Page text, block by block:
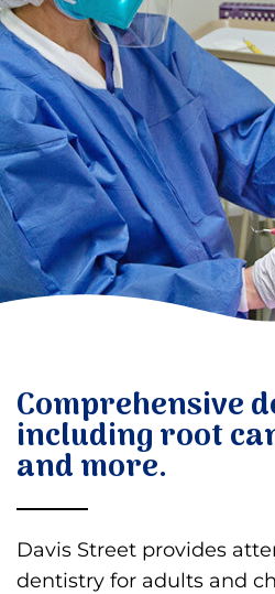
捐赠
Comprehensive
including root
and more.
Davis Street provides
dentistry for adults and